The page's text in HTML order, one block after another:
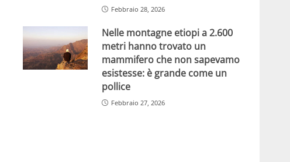
Febbraio 28, 2026
Nelle montagne etiopi a 2.600
metri hanno trovato un
mammifero che non sapevamo
esistesse: è grande come un
pollice
Febbraio 27, 2026